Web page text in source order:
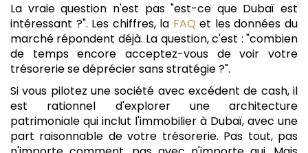
La vraie question n'est pas "est-ce que Dubaï est
intéressant ?". Les chiffres, la FAQ et les données du
marché répondent déjà. La question, c'est : "combien
de temps encore acceptez-vous de voir votre
trésorerie se déprécier sans stratégie ?".
Si vous pilotez une société avec excédent de cash, il
est rationnel d'explorer une architecture
patrimoniale qui inclut l'immobilier à Dubaï, avec une
part raisonnable de votre trésorerie. Pas tout, pas